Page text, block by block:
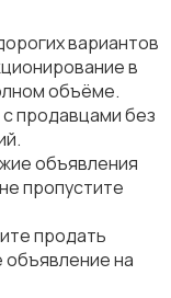
вариантов
в
объёме.
продавцами без
объявления
пропустите
продать
на